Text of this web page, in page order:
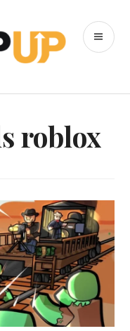
Topup
roblox